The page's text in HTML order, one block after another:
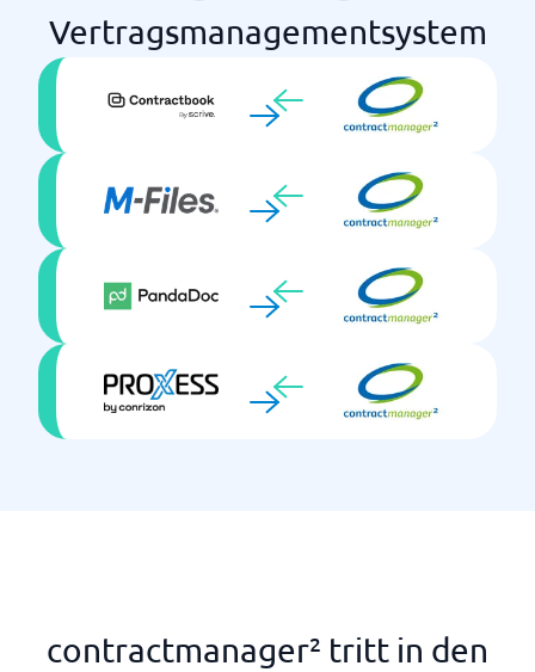
Vertragsmanagementsystem
contractmanager² tritt in den